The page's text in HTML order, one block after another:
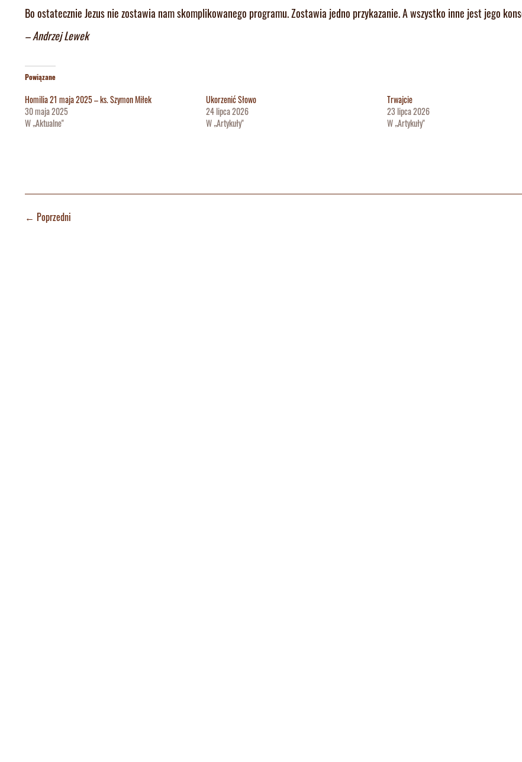
Bo ostatecznie Jezus nie zostawia nam skomplikowanego programu. Zostawia jedno przykazanie. A wszystko inne jest jego
– Andrzej Lewek
Powiązane
Homilia 21 maja 2025 – ks. Szymon Miłek
30 maja 2025
W „Aktualne"
Ukorzenić Słowo
24 lipca 2026
W „Artykuły"
Trwajcie
23 lipca 2026
W „Artykuły"
← Poprzedni